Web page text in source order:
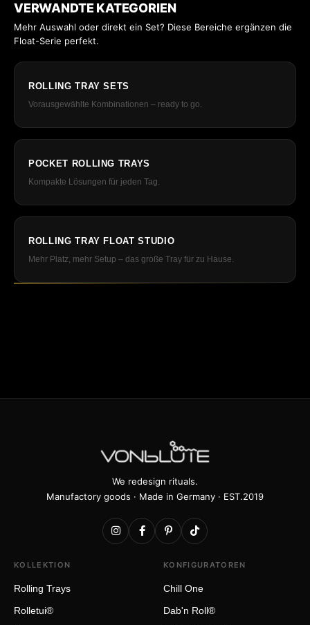
VERWANDTE KATEGORIEN
Mehr Auswahl oder direkt ein Set? Diese Bereiche ergänzen die
Float-Serie perfekt.
ROLLING TRAY SETS
Vorausgewählte Kombinationen – ready to go.
POCKET ROLLING TRAYS
Kompakte Lösungen für jeden Tag.
ROLLING TRAY FLOAT STUDIO
Mehr Platz, mehr Setup – das große Tray für zu Hause.
We redesign rituals.
Manufactory goods · Made in Germany · EST.2019
KOLLEKTION
Rolling Trays
Rolletui®
KONFIGURATOREN
Chill One
Dab'n Roll®